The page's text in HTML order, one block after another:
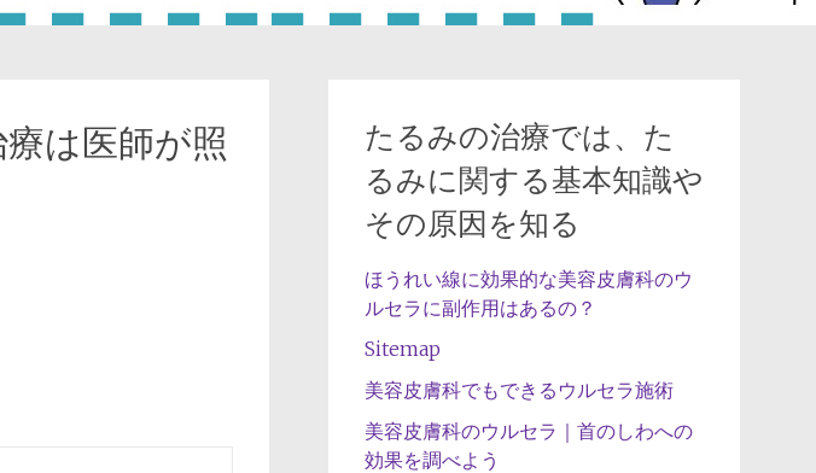
は医師が照
たるみの治療では、た
るみに関する基本知識や
その原因を知る
ほうれい線に効果的な美容皮膚科のウ
ルセラに副作用はあるの？
Sitemap
美容皮膚科でもできるウルセラ施術
美容皮膚科のウルセラ｜首のしわへの
効果を調べよう